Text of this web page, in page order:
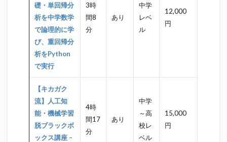
礎・単回帰分
析を中学数学
で論理的に学
び、重回帰分
析をPython
で実行
3時
間8
分
あり
中学
レベ
ル
12,000
円
【キカガク
流】人工知
能・機械学習
脱ブラックボ
ックス講座 –
4時
間17
分
あり
中学
～高
校レ
ベル
15,000
円